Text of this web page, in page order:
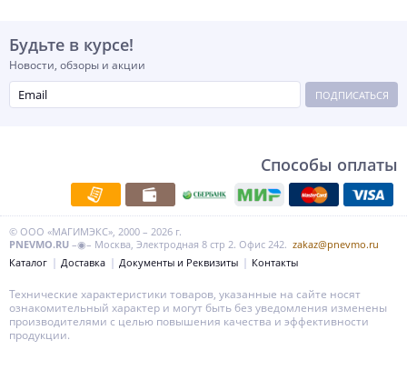
Будьте в курсе!
Новости, обзоры и акции
ПОДПИСАТЬСЯ
Способы оплаты
© ООО «МАГИМЭКС», 2000 – 2026 г.
PNEVMO.RU –◉– Москва, Электродная 8 стр 2. Офис 242. zakaz@pnevmo.ru
Каталог
Доставка Документы и Реквизиты Контакты
Технические характеристики товаров, указанные на сайте носят
ознакомительный характер и могут быть без уведомления изменены
производителями с целью повышения качества и эффективности
продукции.